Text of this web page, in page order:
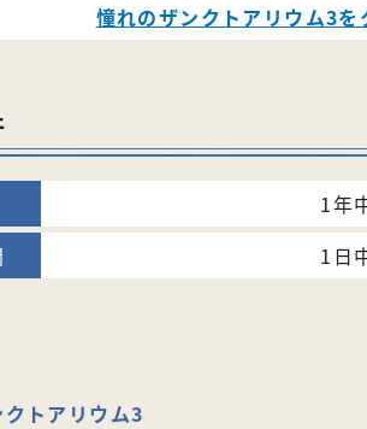
憧れのザンクトアリウム3を
1年
1日
トアリウム3